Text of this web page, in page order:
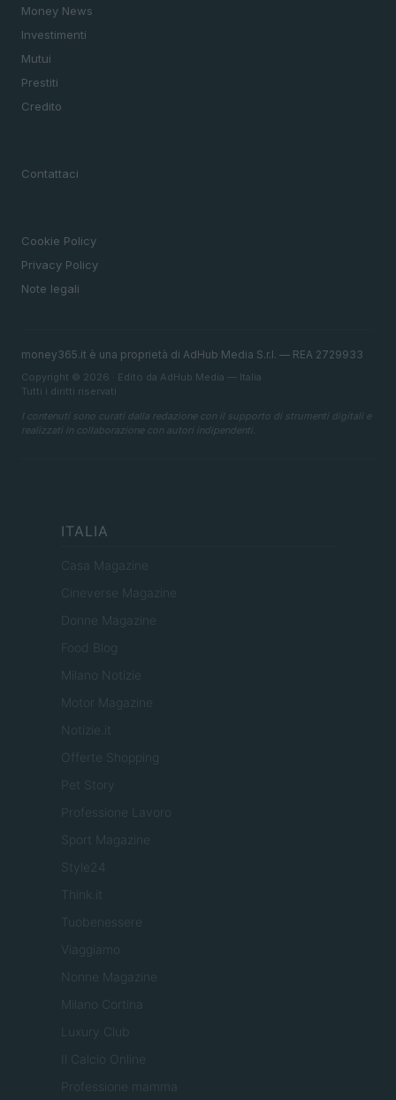
Money News
Investimenti
Mutui
Prestiti
Credito
Contattaci
Cookie Policy
Privacy Policy
Note legali
money365.it è una proprietà di AdHub Media S.r.l. — REA 2729933
Copyright © 2026 · Edito da AdHub Media — Italia
Tutti i diritti riservati
I contenuti sono curati dalla redazione con il supporto di strumenti digitali e
realizzati in collaborazione con autori indipendenti.
ITALIA
Casa Magazine
Cineverse Magazine
Donne Magazine
Food Blog
Milano Notizie
Motor Magazine
Notizie.it
Offerte Shopping
Pet Story
Professione Lavoro
Sport Magazine
Style24
Think.it
Tuobenessere
Viaggiamo
Nonne Magazine
Milano Cortina
Luxury Club
Il Calcio Online
Professione mamma